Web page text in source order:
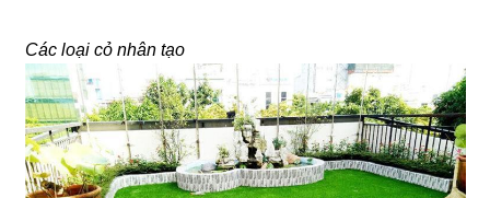
Các loại cỏ nhân tạo